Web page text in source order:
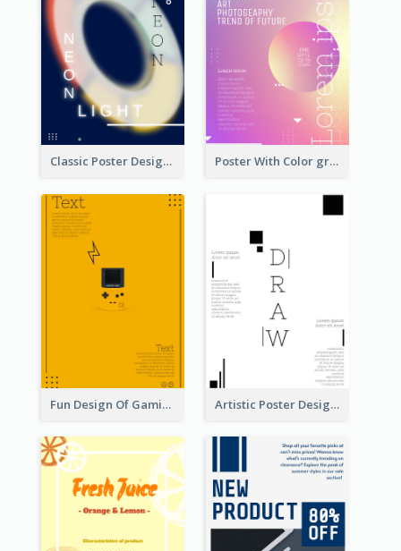
Classic Poster Design Of Neon Light In Rounded Shape Poster With Color gradient From Yellow To Blue
Fun Design Of Gaming In Yellow Colour Tone Artistic Poster Design With Good Using Of Space